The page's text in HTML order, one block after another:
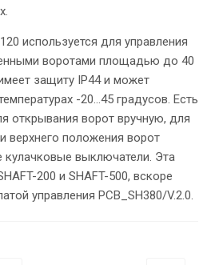
используется для управления
воротами площадью до 40
защиту IP44 и может
-20…45 градусов. Есть
открывания ворот вручную, для
верхнего положения ворот
выключатели. Эта
200 и SHAFT-500, вскоре
управления PCB_SH380/V.2.0.